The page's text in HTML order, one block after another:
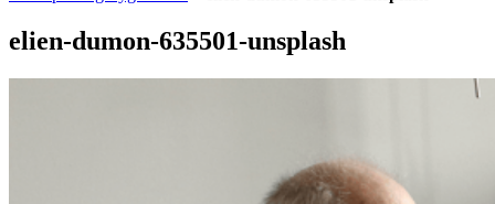
elien-dumon-635501-unsplash